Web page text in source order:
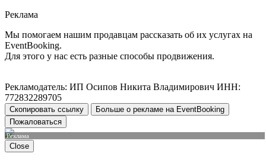
Реклама
Мы помогаем нашим продавцам рассказать об их услугах на
EventBooking.
Для этого у нас есть разные способы продвижения.
Рекламодатель: ИП Осипов Никита Владимирович ИНН:
772832289705
Скопировать ссылку
Больше о рекламе на EventBooking
Пожаловаться
Реклама
Close